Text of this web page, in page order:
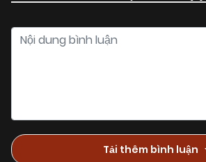
Tải thêm bình luận